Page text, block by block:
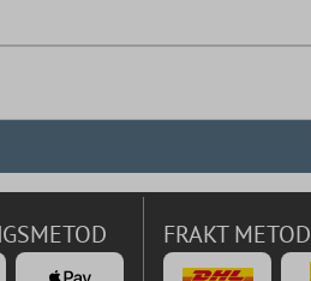
FRAKT METOD